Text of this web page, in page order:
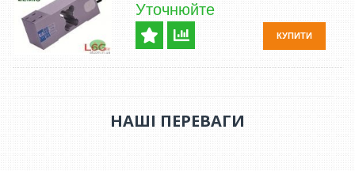
Уточнюйте
КУПИТИ
НАШІ ПЕРЕВАГИ